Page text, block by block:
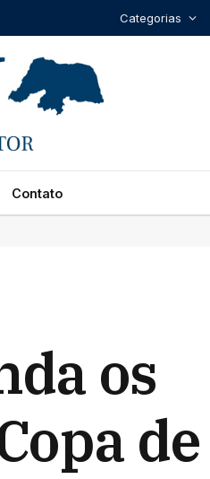
Categorias
Contato
os